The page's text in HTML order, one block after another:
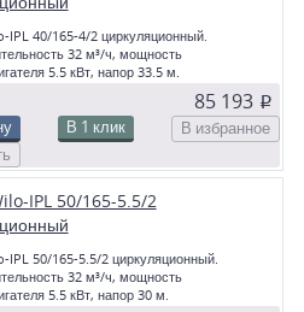
IPL 40/165-4/2 циркуляционный.
32 м³/ч, мощность
5.5 кВт, напор 33.5 м.
85 193 p
В 1 клик
В избранное
IPL 50/165-5.5/2
IPL 50/165-5.5/2 циркуляционный.
32 м³/ч, мощность
5.5 кВт, напор 30 м.